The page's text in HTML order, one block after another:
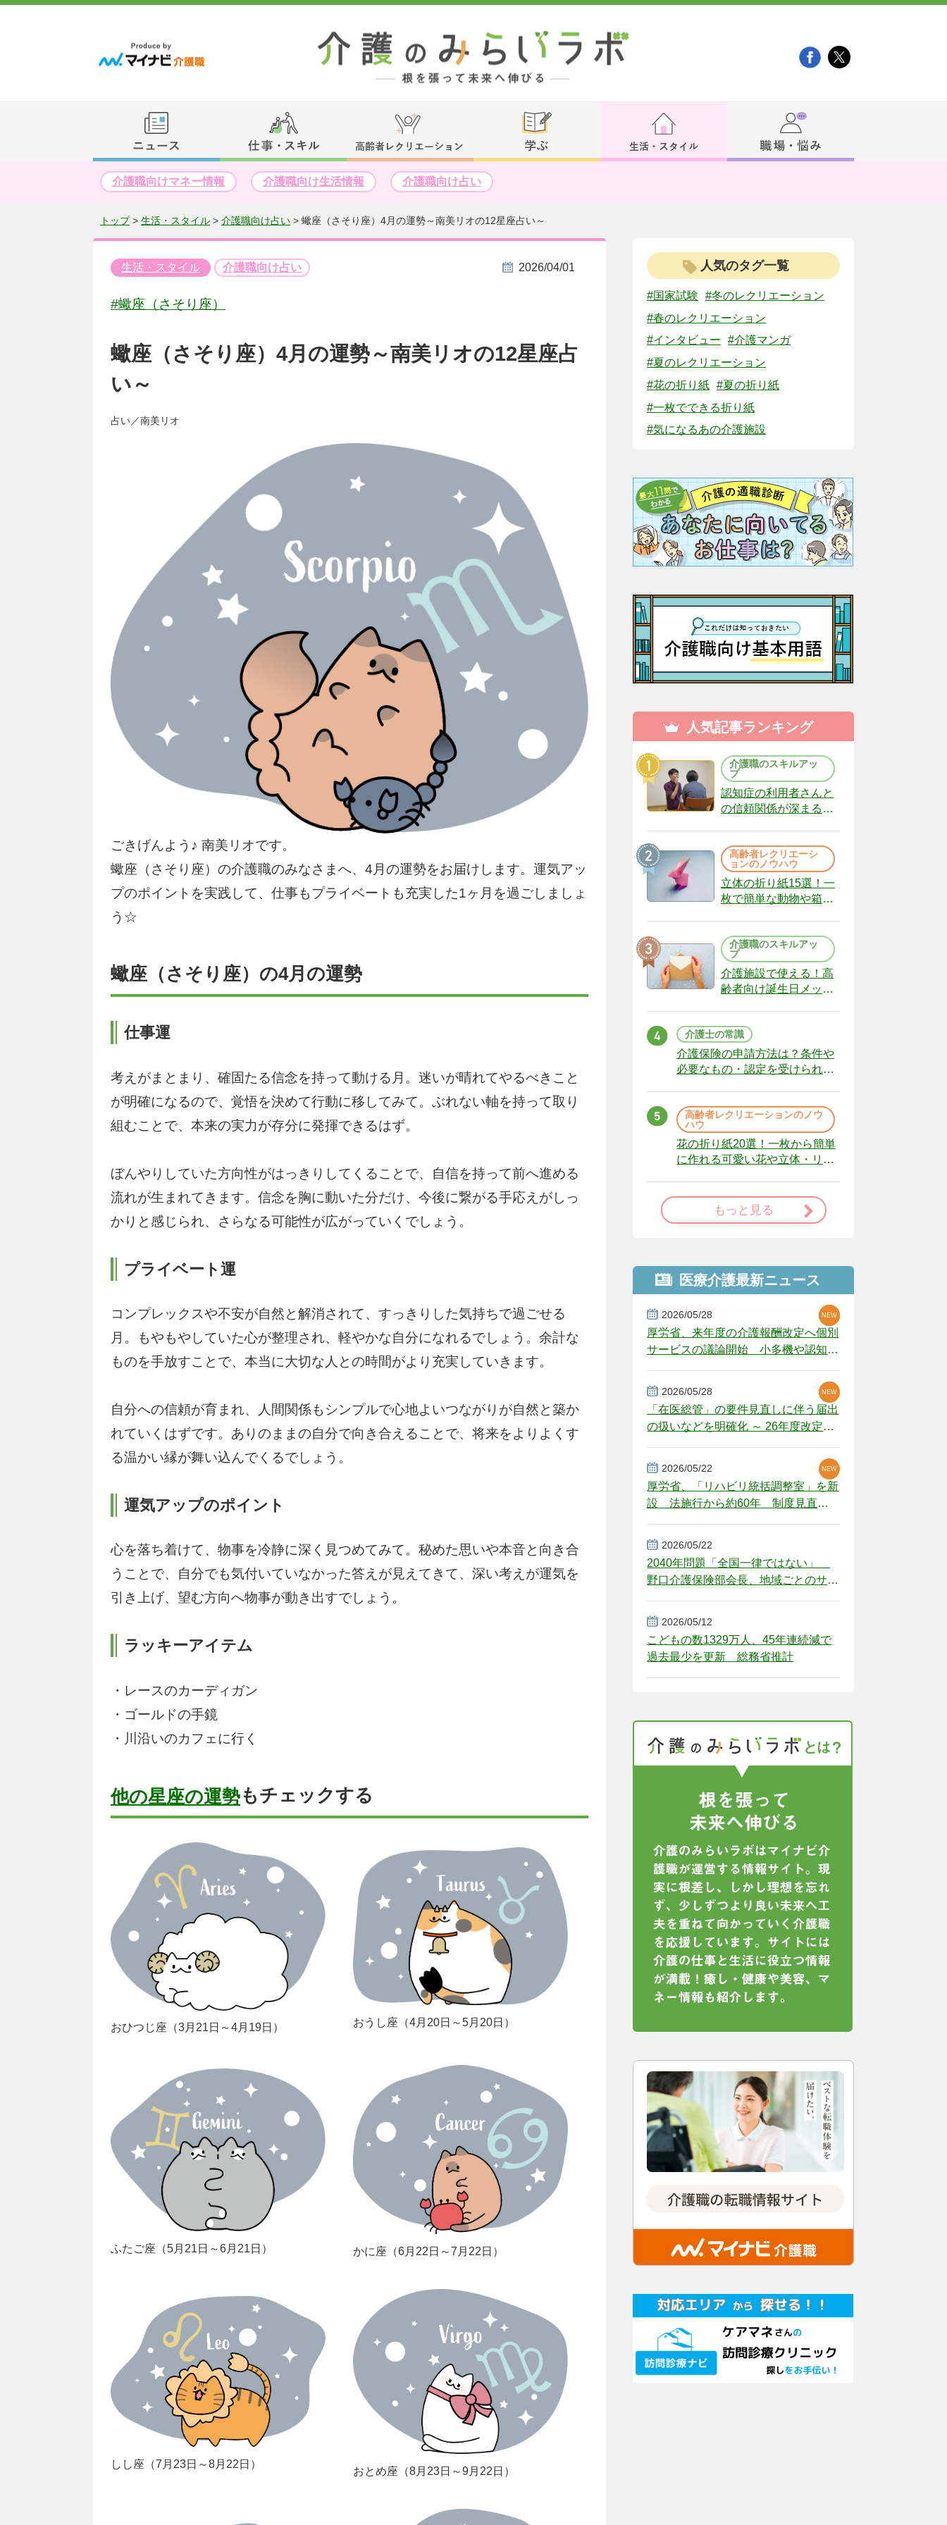
介護職向けマネー情報 介護職向け生活情報 介護職向け占い
トップ> 生活・スタイル > 介護職向け占い > 蠍座（さそり座）4月の運勢～南美リオの12星座占い～
生活・スタイル 介護職向け占い 2026/04/01
#蠍座（さそり座）
蠍座（さそり座）4月の運勢～南美リオの12星座占
い～
占い／南美リオ
ごきげんよう♪ 南美リオです。
蠍座（さそり座）の介護職のみなさまへ、4月の運勢をお届けします。運気アッ
プのポイントを実践して、仕事もプライベートも充実した1ヶ月を過ごしましょ
う☆
蠍座（さそり座）の4月の運勢
仕事運
考えがまとまり、確固たる信念を持って動ける月。迷いが晴れてやるべきこと
が明確になるので、覚悟を決めて行動に移してみて。ぶれない軸を持って取り
組むことで、本来の実力が存分に発揮できるはず。
ぼんやりしていた方向性がはっきりしてくることで、自信を持って前へ進める
流れが生まれてきます。信念を胸に動いた分だけ、今後に繋がる手応えがしっ
かりと感じられ、さらなる可能性が広がっていくでしょう。
プライベート運
コンプレックスや不安が自然と解消されて、すっきりした気持ちで過ごせる
月。もやもやしていた心が整理され、軽やかな自分になれるでしょう。余計な
ものを手放すことで、本当に大切な人との時間がより充実していきます。
自分への信頼が育まれ、人間関係もシンプルで心地よいつながりが自然と築か
れていくはずです。ありのままの自分で向き合えることで、将来をよりよくす
る温かい縁が舞い込んでくるでしょう。
運気アップのポイント
心を落ち着けて、物事を冷静に深く見つめてみて。秘めた思いや本音と向き合
うことで、自分でも気付いていなかった答えが見えてきて、深い考えが運気を
引き上げ、望む方向へ物事が動き出すでしょう。
ラッキーアイテム
・レースのカーディガン
・ゴールドの手鏡
・川沿いのカフェに行く
他の星座の運勢もチェックする
おひつじ座（3月21日～4月19日） おうし座（4月20日～5月20日）
ふたご座（5月21日～6月21日） かに座（6月22日～7月22日）
しし座（7月23日～8月22日）
おとめ座（8月23日～9月22日）
人気のタグ一覧
#国家試験
#冬のレクリエーション
#春のレクリエーション
#インタビュー
#介護マンガ
#夏のレクリエーション
#花の折り紙 #夏の折り紙
#一枚でできる折り紙
#気になるあの介護施設
人気記事ランキング
介護職のスキルアッ
プ
認知症の利用者さんと
の信頼関係が深まる声
（22）
高齢者レクリエーシ
ョンのノウハウ
立体の折り紙15選！一
枚で簡単な動物や箱、
介護職のスキルアッ
プ
介護施設で使える！高
齢者向け誕生日メッセ
介護士の常識
介護保険の申請方法は？条件や
必要なもの・認定を受けられな
高齢者レクリエーションのノウ
ハウ
花の折り紙20選！一枚から簡単
に作れる可愛い花や立体・リー
もっと見る
医療介護最新ニュース
2026/05/28
厚労省、来年度の介護報酬改定へ個別
サービスの議論開始 小多機や認知症
NEW
NEW
NEW
2026/05/28
「在医総管」の要件見直しに伴う届出
の扱いなどを明確化 ～ 26年度改定疑
NEW
NEW
2026/05/22
厚労省、「リハビリ統括調整室」を新
設 法施行から約60年 制度見直し
NEW
2026/05/22
2040年問題「全国一律ではない」
野口介護保険部会長、地域ごとのサー
2026/05/12
こどもの数1329万人、45年連続減で
過去最少を更新 総務省推計